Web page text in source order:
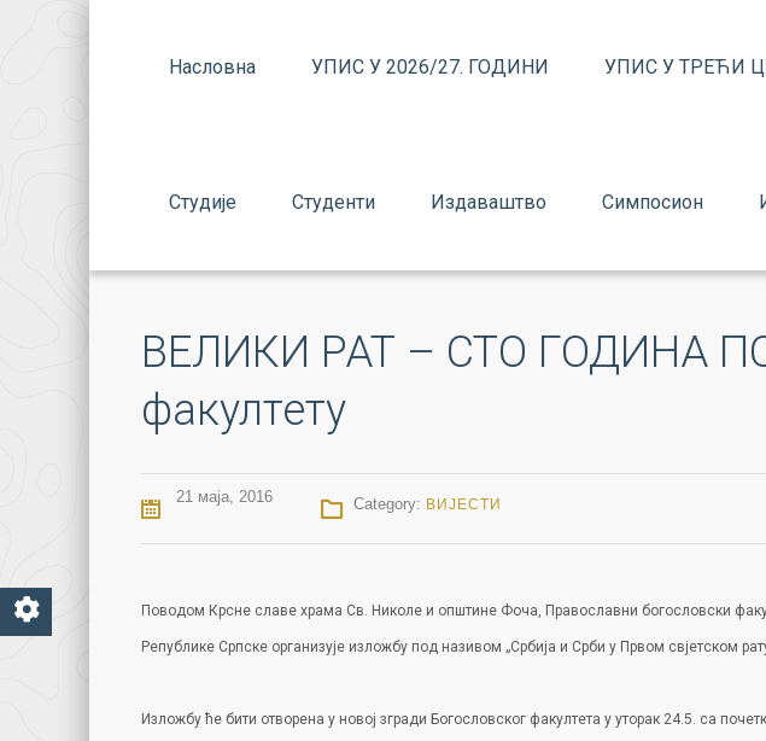
Насловна УПИС У 2026/27. ГОДИНИ УПИС У ТРЕЋИ
Студије Студенти Издаваштво Симпосион
ВЕЛИКИ РАТ – СТО ГОДИНА
факултету
21 маја, 2016 Category: ВИЈЕСТИ
Поводом Крсне славе храма Св. Николе и општине Фоча, Православни богословски
Републике Српске организује изложбу под називом „Србија и Срби у Првом свјетском
Изложбу ће бити отворена у новој згради Богословског факултета у уторак 24.5. са